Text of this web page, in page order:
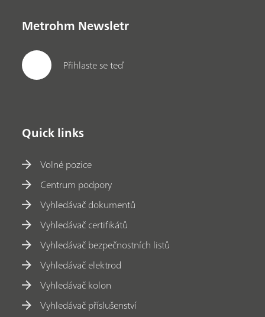
Metrohm Newsletr
Přihlaste se teď
Quick links
Volné pozice
Centrum podpory
Vyhledávač dokumentů
Vyhledávač certifikátů
Vyhledávač bezpečnostních listů
Vyhledávač elektrod
Vyhledávač kolon
Vyhledávač příslušenství